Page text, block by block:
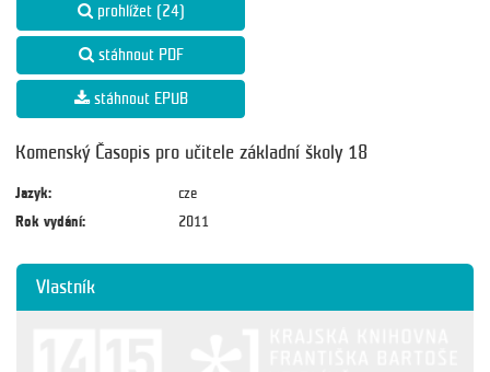
prohlížet (24)
stáhnout PDF
stáhnout EPUB
Komenský Časopis pro učitele základní školy 18
Jazyk:
cze
Rok vydání:
2011
Vlastník